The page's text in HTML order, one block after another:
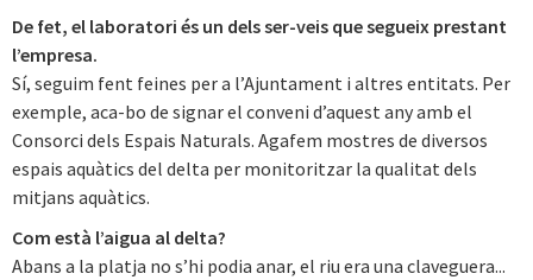
De fet, el laboratori és un dels ser-veis que segueix prestant
l’empresa.
Sí, seguim fent feines per a l’Ajuntament i altres entitats. Per
exemple, aca-bo de signar el conveni d’aquest any amb el
Consorci dels Espais Naturals. Agafem mostres de diversos
espais aquàtics del delta per monitoritzar la qualitat dels
mitjans aquàtics.
Com està l’aigua al delta?
Abans a la platja no s’hi podia anar, el riu era una claveguera...